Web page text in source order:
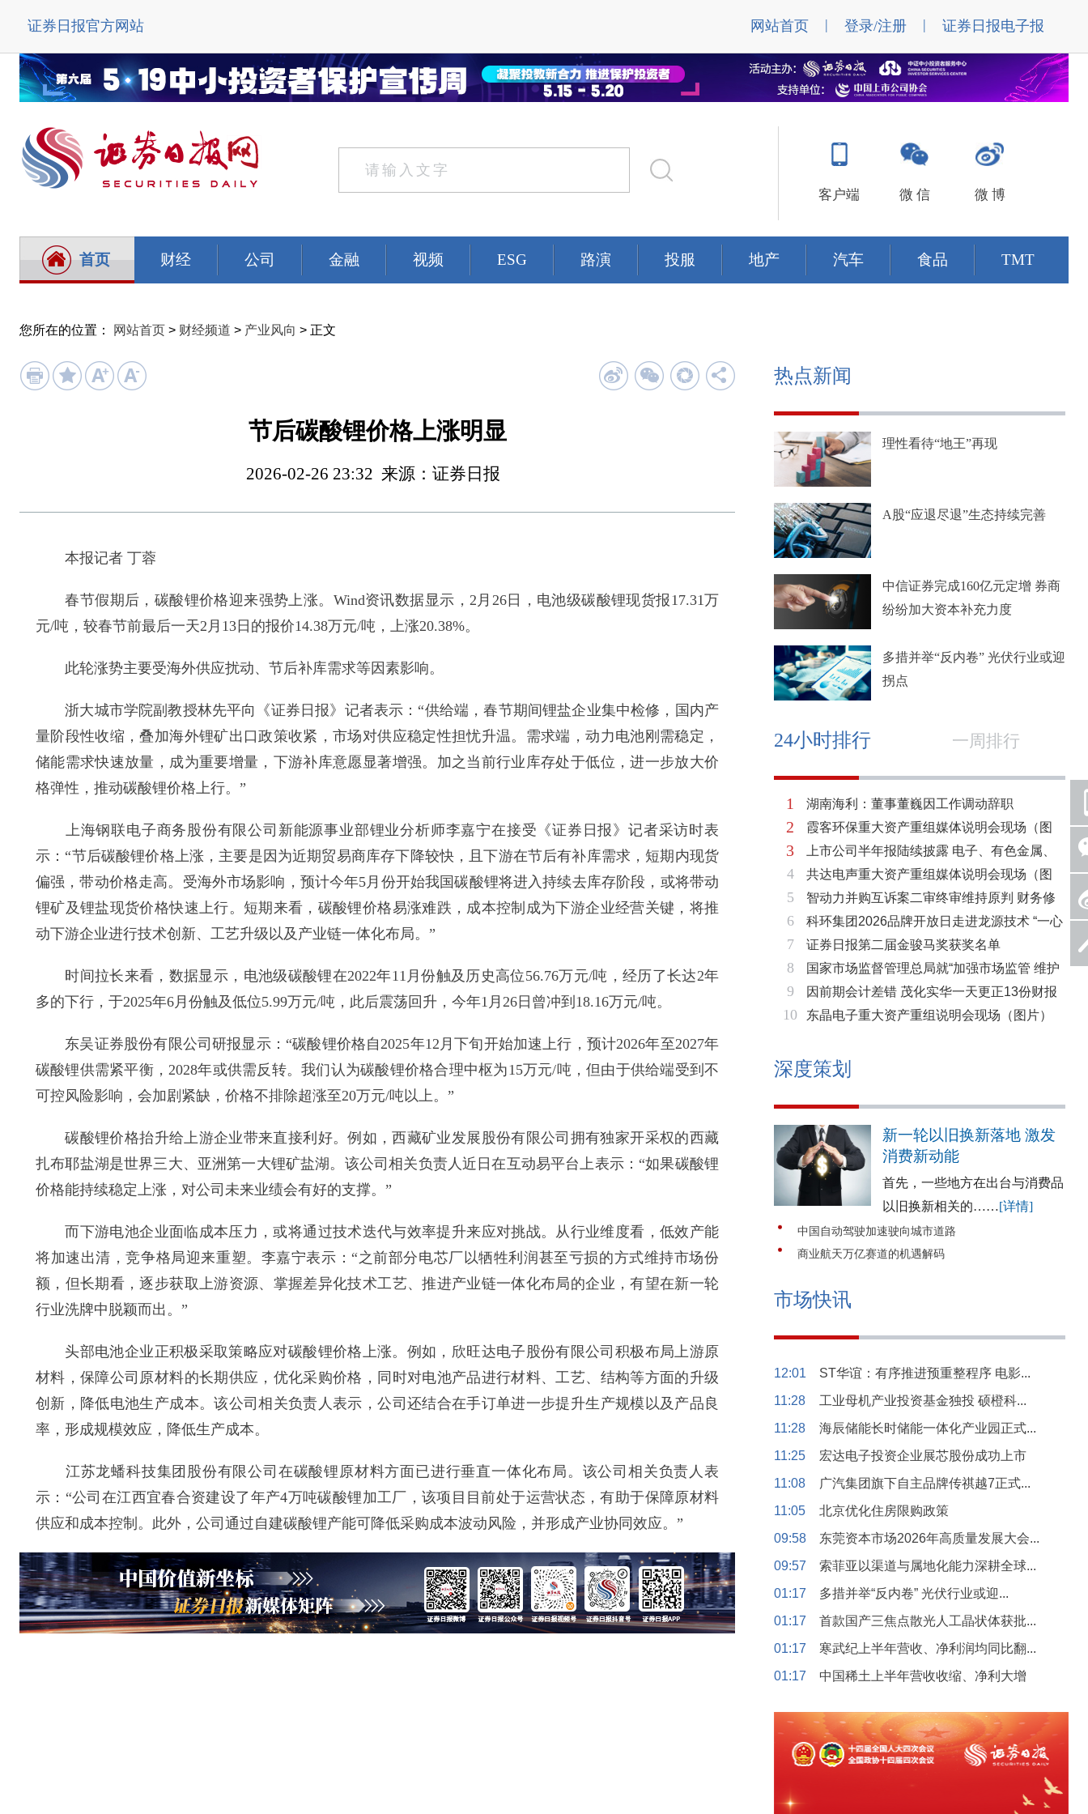
证券日报官方网站 网站首页 | 登录/注册 | 证券日报电子报
客户端 微 信 微 博
首页 财经 公司 金融 视频 ESG 路演 投服 地产 汽车 食品 TMT
您所在的位置： 网站首页 > 财经频道 > 产业风向 > 正文
节后碳酸锂价格上涨明显
2026-02-26 23:32 来源：证券日报
本报记者 丁蓉
春节假期后，碳酸锂价格迎来强势上涨。Wind资讯数据显示，2月26日，电池级碳酸锂现货报17.31万
元/吨，较春节前最后一天2月13日的报价14.38万元/吨，上涨20.38%。
此轮涨势主要受海外供应扰动、节后补库需求等因素影响。
浙大城市学院副教授林先平向《证券日报》记者表示：“供给端，春节期间锂盐企业集中检修，国内产
量阶段性收缩，叠加海外锂矿出口政策收紧，市场对供应稳定性担忧升温。需求端，动力电池刚需稳定，
储能需求快速放量，成为重要增量，下游补库意愿显著增强。加之当前行业库存处于低位，进一步放大价
格弹性，推动碳酸锂价格上行。”
上海钢联电子商务股份有限公司新能源事业部锂业分析师李嘉宁在接受《证券日报》记者采访时表
示：“节后碳酸锂价格上涨，主要是因为近期贸易商库存下降较快，且下游在节后有补库需求，短期内现货
偏强，带动价格走高。受海外市场影响，预计今年5月份开始我国碳酸锂将进入持续去库存阶段，或将带动
锂矿及锂盐现货价格快速上行。短期来看，碳酸锂价格易涨难跌，成本控制成为下游企业经营关键，将推
动下游企业进行技术创新、工艺升级以及产业链一体化布局。”
时间拉长来看，数据显示，电池级碳酸锂在2022年11月份触及历史高位56.76万元/吨，经历了长达2年
多的下行，于2025年6月份触及低位5.99万元/吨，此后震荡回升，今年1月26日曾冲到18.16万元/吨。
东吴证券股份有限公司研报显示：“碳酸锂价格自2025年12月下旬开始加速上行，预计2026年至2027年
碳酸锂供需紧平衡，2028年或供需反转。我们认为碳酸锂价格合理中枢为15万元/吨，但由于供给端受到不
可控风险影响，会加剧紧缺，价格不排除超涨至20万元/吨以上。”
碳酸锂价格抬升给上游企业带来直接利好。例如，西藏矿业发展股份有限公司拥有独家开采权的西藏
扎布耶盐湖是世界三大、亚洲第一大锂矿盐湖。该公司相关负责人近日在互动易平台上表示：“如果碳酸锂
价格能持续稳定上涨，对公司未来业绩会有好的支撑。”
而下游电池企业面临成本压力，或将通过技术迭代与效率提升来应对挑战。从行业维度看，低效产能
将加速出清，竞争格局迎来重塑。李嘉宁表示：“之前部分电芯厂以牺牲利润甚至亏损的方式维持市场份
额，但长期看，逐步获取上游资源、掌握差异化技术工艺、推进产业链一体化布局的企业，有望在新一轮
行业洗牌中脱颖而出。”
头部电池企业正积极采取策略应对碳酸锂价格上涨。例如，欣旺达电子股份有限公司积极布局上游原
材料，保障公司原材料的长期供应，优化采购价格，同时对电池产品进行材料、工艺、结构等方面的升级
创新，降低电池生产成本。该公司相关负责人表示，公司还结合在手订单进一步提升生产规模以及产品良
率，形成规模效应，降低生产成本。
江苏龙蟠科技集团股份有限公司在碳酸锂原材料方面已进行垂直一体化布局。该公司相关负责人表
示：“公司在江西宜春合资建设了年产4万吨碳酸锂加工厂，该项目目前处于运营状态，有助于保障原材料
供应和成本控制。此外，公司通过自建碳酸锂产能可降低采购成本波动风险，并形成产业协同效应。”
热点新闻
理性看待“地王”再现
A股“应退尽退”生态持续完善
中信证券完成160亿元定增 券商
纷纷加大资本补充力度
多措并举“反内卷” 光伏行业或迎
拐点
24小时排行 一周排行
1
2
3
4
5
6
7
8
9
10
湖南海利：董事董巍因工作调动辞职
霞客环保重大资产重组媒体说明会现场（图
片）
上市公司半年报陆续披露 电子、有色金属、
基础化工三大板块率先走强
共达电声重大资产重组媒体说明会现场（图
片）
智动力并购互诉案二审终审维持原判 财务修
复与估值空间同步打开
科环集团2026品牌开放日走进龙源技术 “一心
两脉”赋能火电绿色低碳转型
证券日报第二届金骏马奖获奖名单
国家市场监督管理总局就“加强市场监管 维护
市场秩序”答记者问
因前期会计差错 茂化实华一天更正13份财报
东晶电子重大资产重组说明会现场（图片）
深度策划
新一轮以旧换新落地 激发
消费新动能
首先，一些地方在出台与消费品
以旧换新相关的……[详情]
中国自动驾驶加速驶向城市道路
商业航天万亿赛道的机遇解码
市场快讯
12:01
ST华谊：有序推进预重整程序 电影...
11:28
工业母机产业投资基金独投 硕橙科...
11:28
海辰储能长时储能一体化产业园正式...
11:25
宏达电子投资企业展芯股份成功上市
11:08
广汽集团旗下自主品牌传祺越7正式...
11:05
北京优化住房限购政策
09:58
东莞资本市场2026年高质量发展大会...
09:57
索菲亚以渠道与属地化能力深耕全球...
01:17
多措并举“反内卷” 光伏行业或迎...
01:17
首款国产三焦点散光人工晶状体获批...
01:17
寒武纪上半年营收、净利润均同比翻...
01:17
中国稀土上半年营收收缩、净利大增